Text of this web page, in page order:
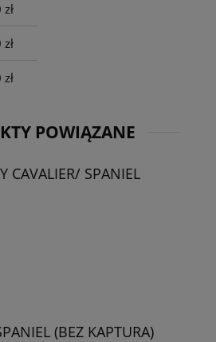
POWIĄZANE
CAVALIER/ SPANIEL
(BEZ KAPTURA)